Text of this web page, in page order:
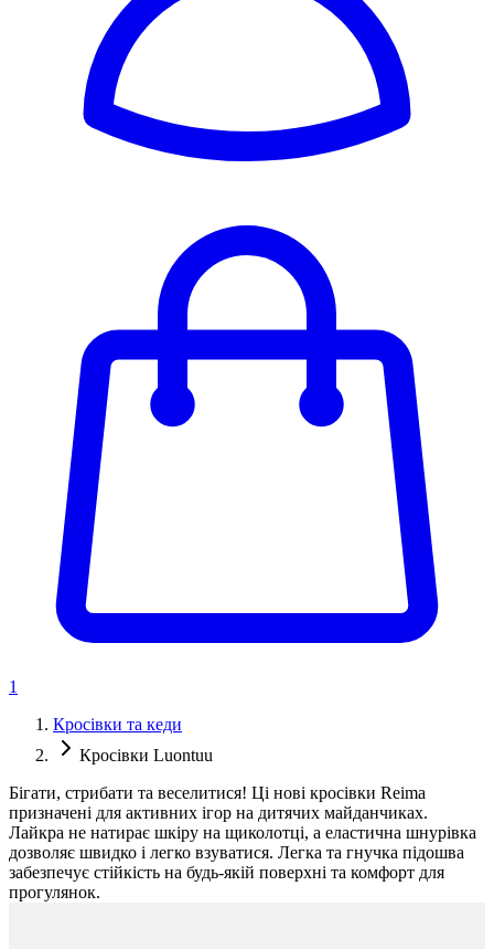
1
Кросівки та кеди
Кросівки Luontuu
Бігати, стрибати та веселитися! Ці нові кросівки Reima
призначені для активних ігор на дитячих майданчиках.
Лайкра не натирає шкіру на щиколотці, а еластична шнурівка
дозволяє швидко і легко взуватися. Легка та гнучка підошва
забезпечує стійкість на будь-якій поверхні та комфорт для
прогулянок.